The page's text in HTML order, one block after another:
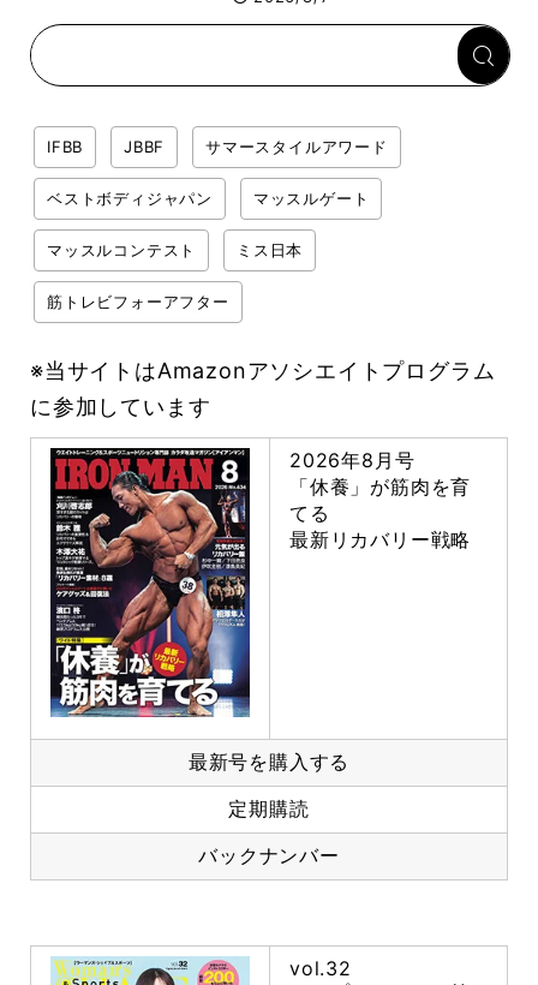
回復メシとは？
IFBB JBBF サマースタイルアワード
ベストボディジャパン マッスルゲート
マッスルコンテスト ミス日本
筋トレビフォーアフター
※当サイトはAmazonアソシエイトプログラム
に参加しています
2026年8月号
「休養」が筋肉を育
てる
最新リカバリー戦略
最新号を購入する
定期購読
バックナンバー
vol.32